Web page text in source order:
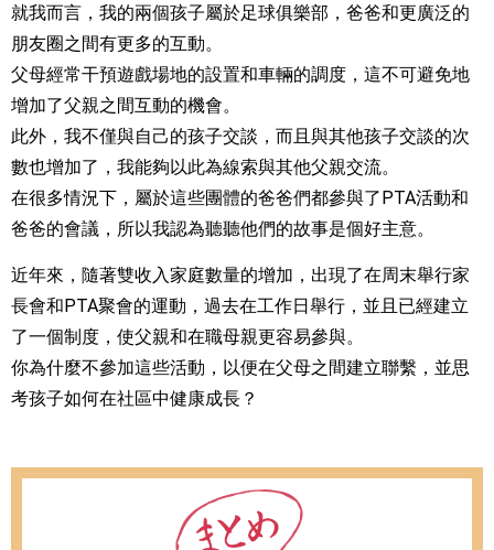
就我而言，我的兩個孩子屬於足球俱樂部，爸爸和更廣泛的
朋友圈之間有更多的互動。
父母經常干預遊戲場地的設置和車輛的調度，這不可避免地
增加了父親之間互動的機會。
此外，我不僅與自己的孩子交談，而且與其他孩子交談的次
數也增加了，我能夠以此為線索與其他父親交流。
在很多情況下，屬於這些團體的爸爸們都參與了PTA活動和
爸爸的會議，所以我認為聽聽他們的故事是個好主意。
近年來，隨著雙收入家庭數量的增加，出現了在周末舉行家
長會和PTA聚會的運動，過去在工作日舉行，並且已經建立
了一個制度，使父親和在職母親更容易參與。
你為什麼不參加這些活動，以便在父母之間建立聯繫，並思
考孩子如何在社區中健康成長？